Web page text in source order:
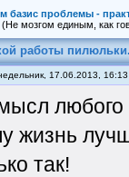
базис проблемы -
(Не мозгом единым, как
работы
17.06.2013,
любого
жизнь
так!